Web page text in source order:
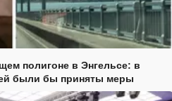
полигоне в Энгельсе: в
были бы приняты меры